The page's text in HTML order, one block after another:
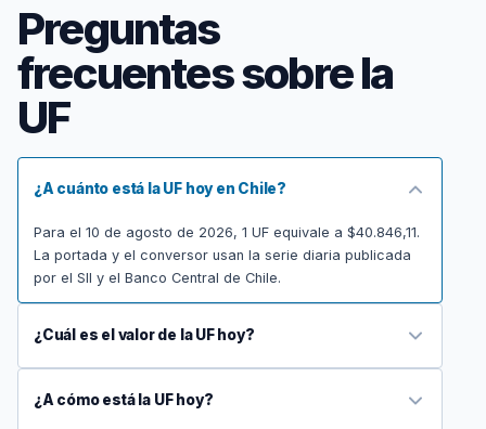
Preguntas
frecuentes sobre la
UF
¿A cuánto está la UF hoy en Chile?
Para el 10 de agosto de 2026, 1 UF equivale a $40.846,11.
La portada y el conversor usan la serie diaria publicada
por el SII y el Banco Central de Chile.
¿Cuál es el valor de la UF hoy?
¿A cómo está la UF hoy?